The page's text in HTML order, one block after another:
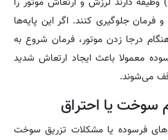
فرمان جلوگیری کنند. اگر این پایه‌ها
درجا زدن موتور، فرمان شروع به
معمولا باعث ایجاد ارتعاش شدید
می‌شوند.
فرسوده یا مشکلات تزریق سوخت